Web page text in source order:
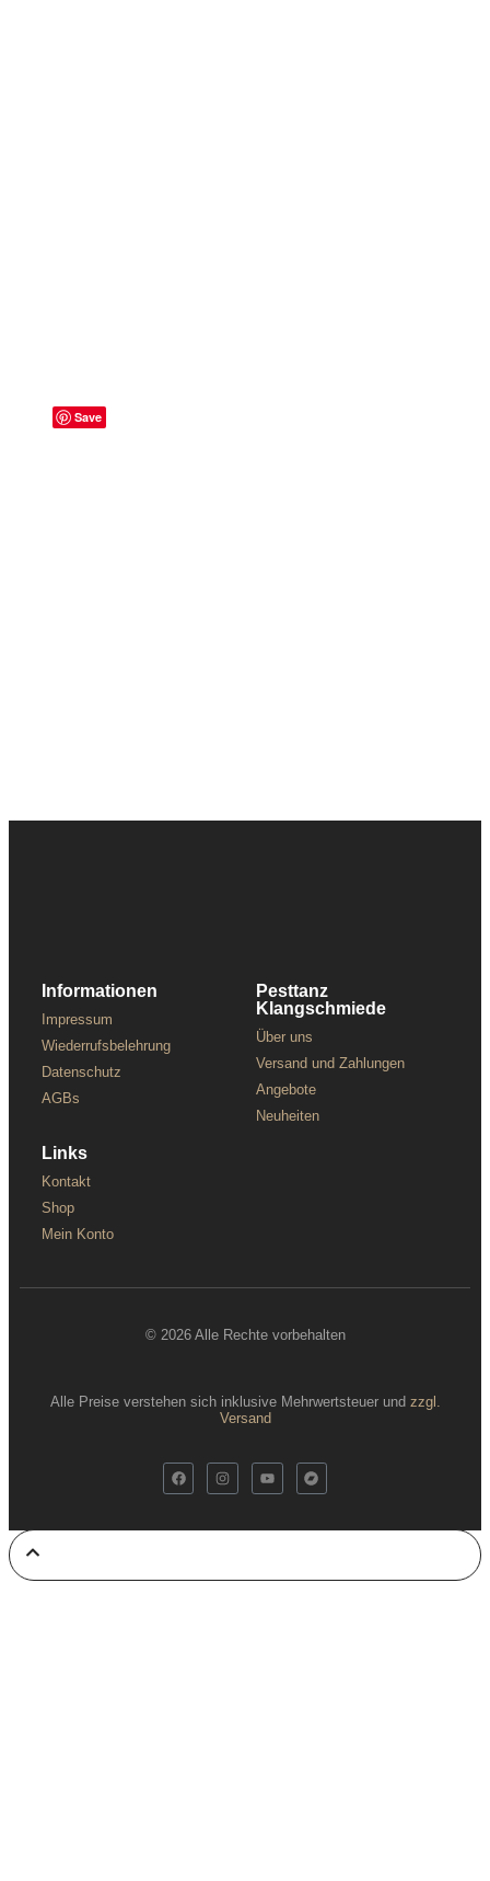
Informationen
Impressum
Wiederrufsbelehrung
Datenschutz
AGBs
Pesttanz
Klangschmiede
Über uns
Versand und Zahlungen
Angebote
Neuheiten
Links
Kontakt
Shop
Mein Konto
© 2026 Alle Rechte vorbehalten
Alle Preise verstehen sich inklusive Mehrwertsteuer und zzgl.
Versand